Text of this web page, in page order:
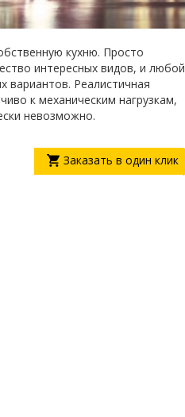
кухню. Просто
интересных видов, и любой
Реалистичная
к механическим нагрузкам,
невозможно.
Заказать в один клик